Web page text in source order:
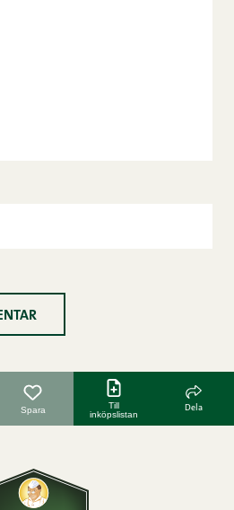
Spara
Till
inköpslistan
Dela